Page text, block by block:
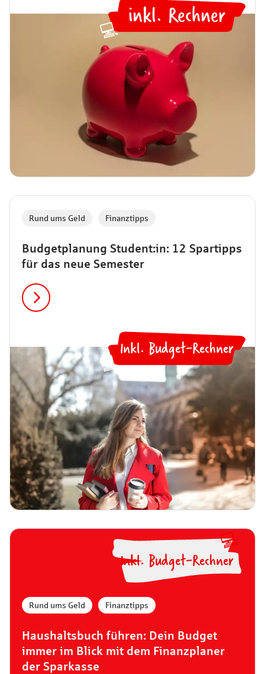
inkl. Rechner
💻
Inkl. Budget-Rechner
💻
Budgetplanung Student:in: 12 Spartipps
für das neue Semester
Rund ums Geld Finanztipps
Inkl. Budget-Rechner
💻
Haushaltsbuch führen: Dein Budget
immer im Blick mit dem Finanzplaner
der Sparkasse
Rund ums Geld Finanztipps